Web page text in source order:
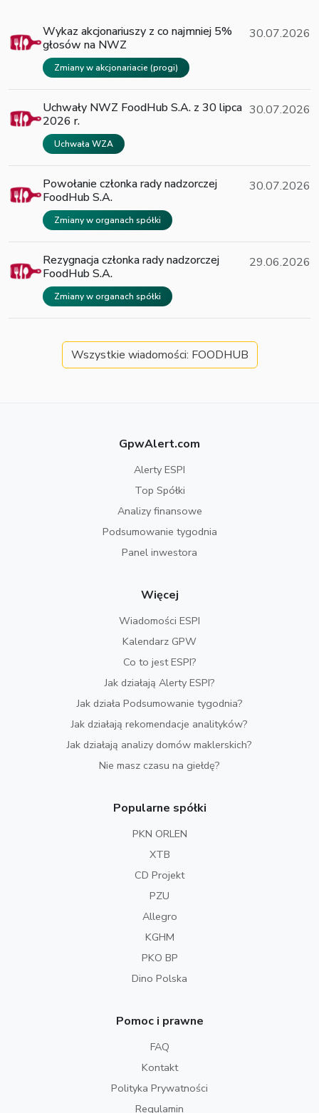
Wykaz akcjonariuszy z co najmniej 5%
głosów na NWZ
Zmiany w akcjonariacie (progi)
30.07.2026
Uchwały NWZ FoodHub S.A. z 30 lipca
2026 r.
Uchwała WZA
30.07.2026
Powołanie członka rady nadzorczej
FoodHub S.A.
Zmiany w organach spółki
30.07.2026
Rezygnacja członka rady nadzorczej
FoodHub S.A.
Zmiany w organach spółki
29.06.2026
Wszystkie wiadomości: FOODHUB
GpwAlert.com
Alerty ESPI
Top Spółki
Analizy finansowe
Podsumowanie tygodnia
Panel inwestora
Więcej
Wiadomości ESPI
Kalendarz GPW
Co to jest ESPI?
Jak działają Alerty ESPI?
Jak działa Podsumowanie tygodnia?
Jak działają rekomendacje analityków?
Jak działają analizy domów maklerskich?
Nie masz czasu na giełdę?
Popularne spółki
PKN ORLEN
XTB
CD Projekt
PZU
Allegro
KGHM
PKO BP
Dino Polska
Pomoc i prawne
FAQ
Kontakt
Polityka Prywatności
Regulamin